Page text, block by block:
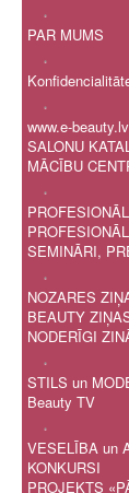
.
PAR MUMS
.
.
www.e-
SALONU
MĀCĪBU
.
SEMINĀRI,
.
NOZARES
BEAUTY
NODERĪGI
.
STILS un
Beauty TV
.
VESELĪBA un
KONKURSI
PROJEKTS